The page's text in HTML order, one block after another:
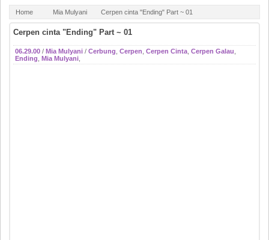
Home Mia Mulyani Cerpen cinta "Ending" Part ~ 01
Cerpen cinta "Ending" Part ~ 01
06.29.00 / Mia Mulyani /Cerbung ,Cerpen ,Cerpen Cinta ,Cerpen Galau
Ending
Mia Mulyani